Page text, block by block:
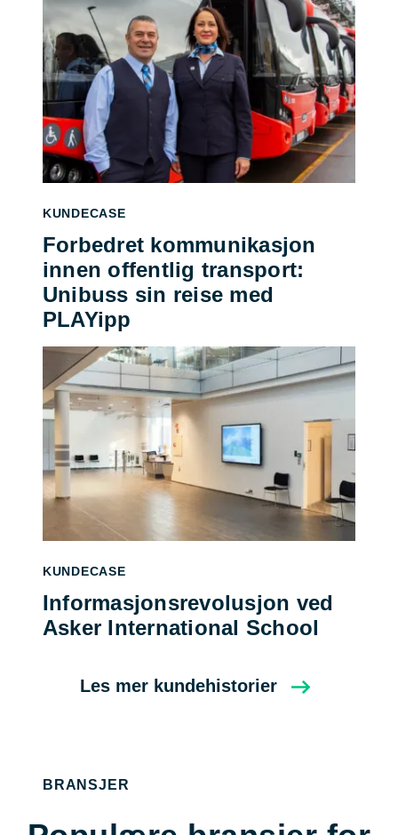
KUNDECASE
Forbedret kommunikasjon
innen offentlig transport:
Unibuss sin reise med
PLAYipp
KUNDECASE
Informasjonsrevolusjon ved
Asker International School
Les mer kundehistorier
BRANSJER